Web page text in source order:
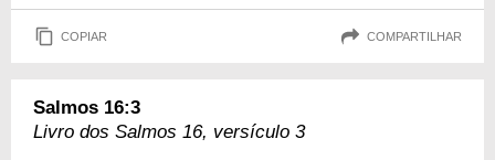
COPIAR COMPARTILHAR
Salmos 16:3
Livro dos Salmos 16, versículo 3